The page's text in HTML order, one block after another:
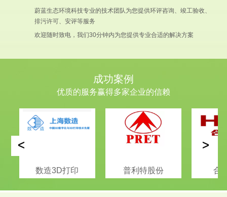
蔚蓝生态环境科技专业的技术团队为您提供环评咨询、竣工验收、
排污许可、安评等服务
欢迎随时致电，我们30分钟内为您提供专业合适的解决方案
成功案例
优质的服务赢得多家企业的信赖
数造3D打印 普利特股份 合
< >